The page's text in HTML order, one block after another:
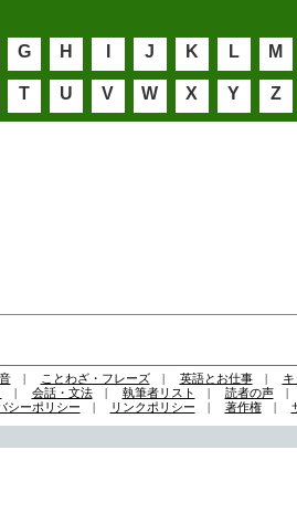
G H J K L M
T U V W X Y Z
| ことわざ・フレーズ| 英語とお仕事|
| 会話・文法| 執筆者リスト | 読者の声|
シーポリシー | リンクポリシー | 著作権|